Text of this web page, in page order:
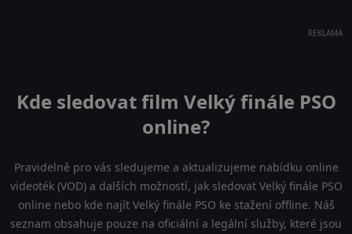
REKLAMA
Kde sledovat film Velký finále PSO
online?
Pravidelně pro vás sledujeme a aktualizujeme nabídku online
videoték (VOD) a dalších možností, jak sledovat Velký finále PSO
online nebo kde najít Velký finále PSO ke stažení offline. Náš
seznam obsahuje pouze na oficiální a legální služby, které jsou